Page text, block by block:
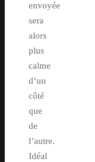
envoyée
sera
alors
plus
calme
d’un
côté
que
de
l’autre.
Idéal